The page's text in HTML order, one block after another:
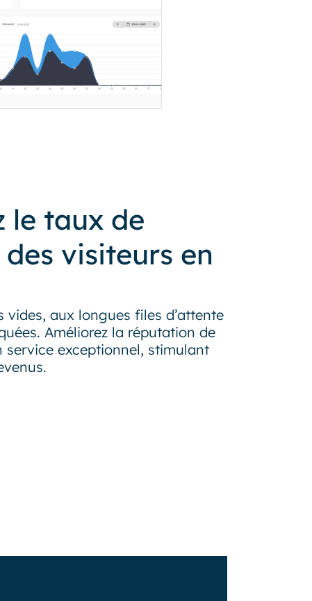
le taux de
visiteurs en
vides, aux longues files d’attente
Améliorez la réputation de
exceptionnel, stimulant